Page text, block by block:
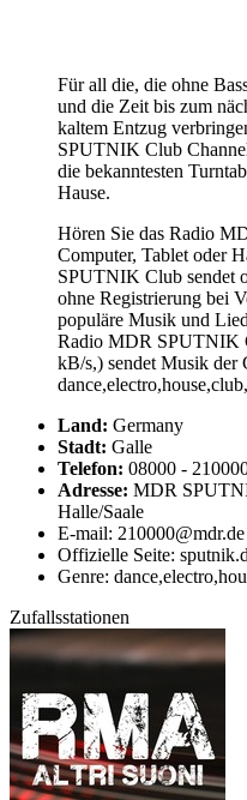
Für all die, die ohne
und die Zeit bis zum
kaltem Entzug
SPUTNIK Club
die bekanntesten
Hause.
Hören Sie das Radio
Computer, Tablet oder
SPUTNIK Club sendet
ohne Registrierung bei
populäre Musik und
Radio MDR SPUTNIK
kB/s,) sendet Musik der
Land: Germany
Stadt: Galle
Telefon: 08000 -
Adresse: MDR
Halle/Saale
E-mail: 210000@mdr.de
Offizielle Seite:
Genre:
Zufallsstationen